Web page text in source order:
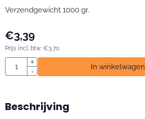
Verzendgewicht 1000 gr.
€3,39
Prijs incl. btw: €3,70
Aantal
+
-
In winkelwagen
Beschrijving